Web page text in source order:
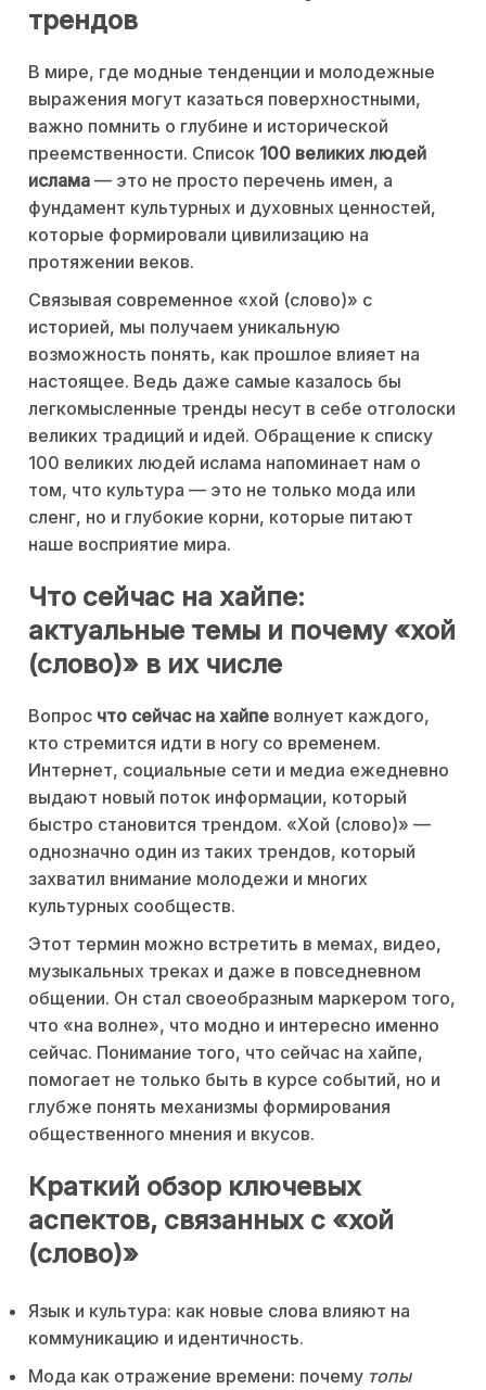
трендов
В мире, где модные тенденции и молодежные
выражения могут казаться поверхностными,
важно помнить о глубине и исторической
преемственности. Список 100 великих людей
ислама — это не просто перечень имен, а
фундамент культурных и духовных ценностей,
которые формировали цивилизацию на
протяжении веков.
Связывая современное «хой (слово)» с
историей, мы получаем уникальную
возможность понять, как прошлое влияет на
настоящее. Ведь даже самые казалось бы
легкомысленные тренды несут в себе отголоски
великих традиций и идей. Обращение к списку
100 великих людей ислама напоминает нам о
том, что культура — это не только мода или
сленг, но и глубокие корни, которые питают
наше восприятие мира.
Что сейчас на хайпе:
актуальные темы и почему «хой
(слово)» в их числе
Вопрос что сейчас на хайпе волнует каждого,
кто стремится идти в ногу со временем.
Интернет, социальные сети и медиа ежедневно
выдают новый поток информации, который
быстро становится трендом. «Хой (слово)» —
однозначно один из таких трендов, который
захватил внимание молодежи и многих
культурных сообществ.
Этот термин можно встретить в мемах, видео,
музыкальных треках и даже в повседневном
общении. Он стал своеобразным маркером того,
что «на волне», что модно и интересно именно
сейчас. Понимание того, что сейчас на хайпе,
помогает не только быть в курсе событий, но и
глубже понять механизмы формирования
общественного мнения и вкусов.
Краткий обзор ключевых
аспектов, связанных с «хой
(слово)»
Язык и культура: как новые слова влияют на
коммуникацию и идентичность.
Мода как отражение времени: почему топы